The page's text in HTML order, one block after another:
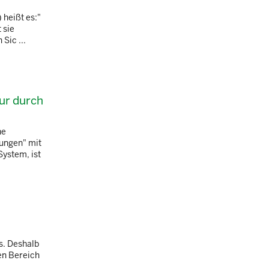
heißt es:"
sie
Sic ...
durch
mit
ist
Deshalb
Bereich